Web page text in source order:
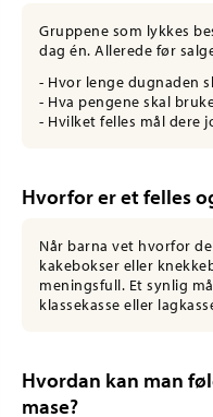
Gruppene som lykkes
dag én. Allerede før
- Hvor lenge dugnaden
- Hva pengene skal
- Hvilket felles mål dere
Hvorfor er et felles
Når barna vet hvorfor
kakebokser eller
meningsfull. Et synlig
klassekasse eller
Hvordan kan man
mase?